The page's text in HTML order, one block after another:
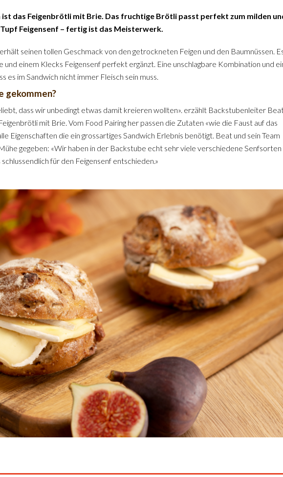
das Feigenbrötli mit Brie. Das fruchtige Brötli passt perfekt zum milden
Feigensenf – fertig ist das Meisterwerk.
seinen tollen Geschmack von den getrockneten Feigen und den Baumnüssen.
einem Klecks Feigensenf perfekt ergänzt. Eine unschlagbare Kombination und
es im Sandwich nicht immer Fleisch sein muss.
gekommen?
dass wir unbedingt etwas damit kreieren wollten». erzählt Backstubenleiter
mit Brie. Vom Food Pairing her passen die Zutaten «wie die Faust auf das
Eigenschaften die ein grossartiges Sandwich Erlebnis benötigt. Beat und sein Team
gegeben: «Wir haben in der Backstube echt sehr viele verschiedene Senfsorten
für den Feigensenf entschieden.»